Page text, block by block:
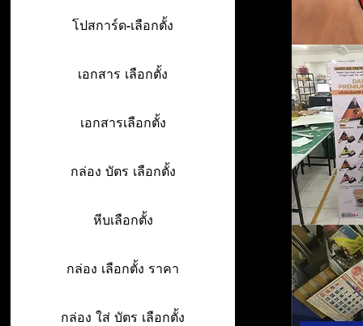
โปสการ์ด-เลือกตั้ง
เอกสาร เลือกตั้ง
เอกสารเลือกตั้ง
กล่อง บัตร เลือกตั้ง
หีบเลือกตั้ง
กล่อง เลือกตั้ง ราคา
กล่อง ใส่ บัตร เลือกตั้ง